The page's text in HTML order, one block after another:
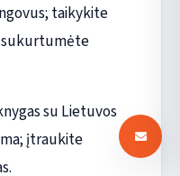
taikykite
su Lietuvos
įtraukite